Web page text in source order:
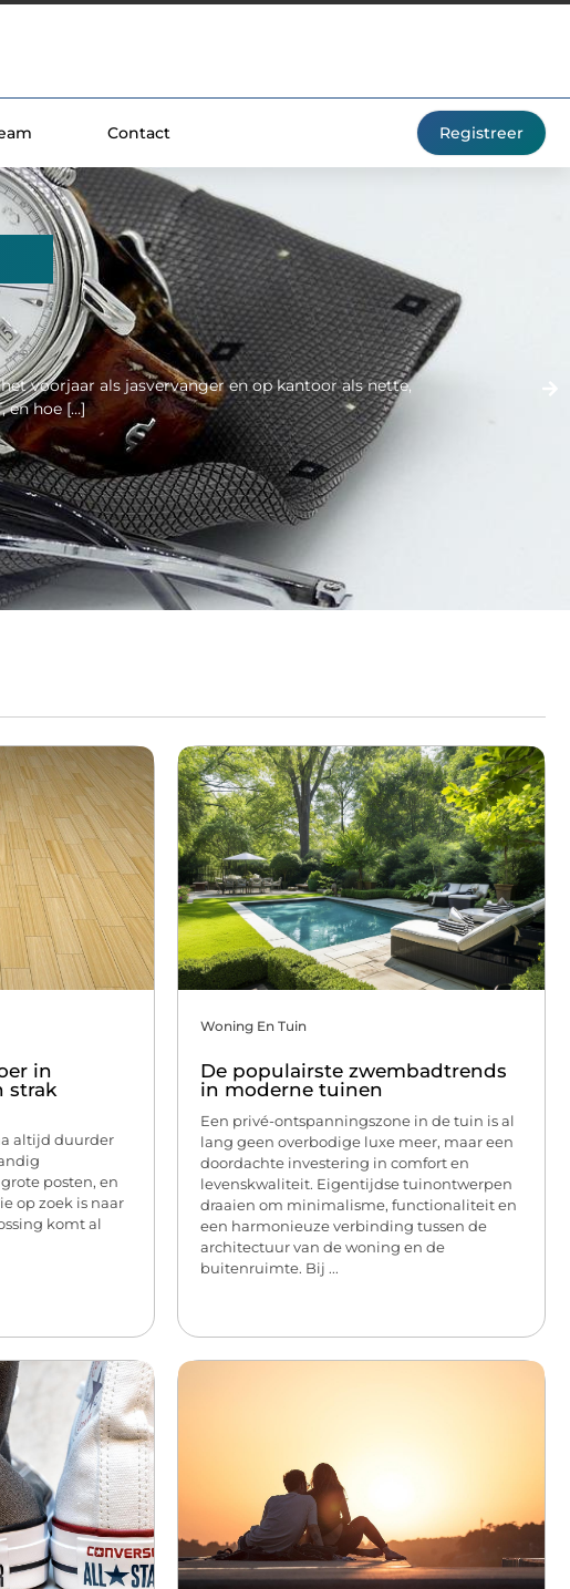
Contact Registreer
voorjaar als jasvervanger en op kantoor als nette,
en hoe […]
in
strak
altijd duurder
posten, en
op zoek is naar
komt al
Woning En Tuin
De populairste zwembadtrends
in moderne tuinen
Een privé-ontspanningszone in de tuin is al
lang geen overbodige luxe meer, maar een
doordachte investering in comfort en
levenskwaliteit. Eigentijdse tuinontwerpen
draaien om minimalisme, functionaliteit en
een harmonieuze verbinding tussen de
architectuur van de woning en de
buitenruimte. Bij ...